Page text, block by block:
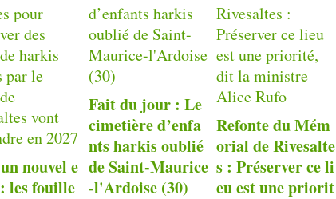
nouvel e
les fouille
Fait du jour : Le
cimetière d’enfa
nts harkis oublié
de Saint-Maurice
-l'Ardoise (30)
Refonte du Mém
orial de Rivesalte
s : Préserver ce li
eu est une priorit